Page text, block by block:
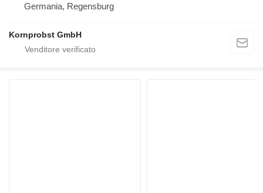
Germania, Regensburg
Kornprobst GmbH